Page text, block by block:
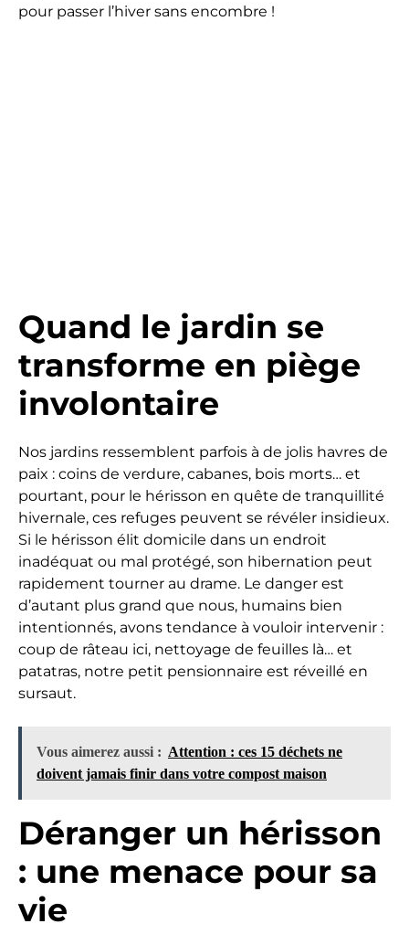
pour passer l’hiver sans encombre !
Quand le jardin se
transforme en piège
involontaire
Nos jardins ressemblent parfois à de jolis havres de
paix : coins de verdure, cabanes, bois morts… et
pourtant, pour le hérisson en quête de tranquillité
hivernale, ces refuges peuvent se révéler insidieux.
Si le hérisson élit domicile dans un endroit
inadéquat ou mal protégé, son hibernation peut
rapidement tourner au drame. Le danger est
d’autant plus grand que nous, humains bien
intentionnés, avons tendance à vouloir intervenir :
coup de râteau ici, nettoyage de feuilles là… et
patatras, notre petit pensionnaire est réveillé en
sursaut.
Vous aimerez aussi : Attention : ces 15 déchets ne
doivent jamais finir dans votre compost maison
Déranger un hérisson
: une menace pour sa
vie